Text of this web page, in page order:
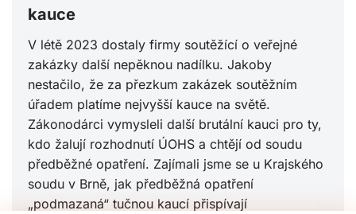
kauce
V létě 2023 dostaly firmy soutěžící o veřejné
zakázky další nepěknou nadílku. Jakoby
nestačilo, že za přezkum zakázek soutěžním
úřadem platíme nejvyšší kauce na světě.
Zákonodárci vymysleli další brutální kauci pro ty,
kdo žalují rozhodnutí ÚOHS a chtějí od soudu
předběžné opatření. Zajímali jsme se u Krajského
soudu v Brně, jak předběžná opatření
„podmazaná“ tučnou kaucí přispívají